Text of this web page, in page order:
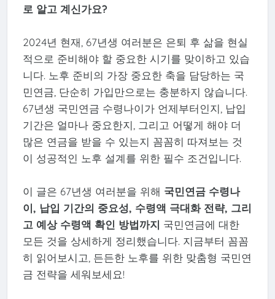
로 알고 계신가요?
2024년 현재, 67년생 여러분은 은퇴 후 삶을 현실
적으로 준비해야 할 중요한 시기를 맞이하고 있습
니다. 노후 준비의 가장 중요한 축을 담당하는 국
민연금, 단순히 가입만으로는 충분하지 않습니다.
67년생 국민연금 수령나이가 언제부터인지, 납입
기간은 얼마나 중요한지, 그리고 어떻게 해야 더
많은 연금을 받을 수 있는지 꼼꼼히 따져보는 것
이 성공적인 노후 설계를 위한 필수 조건입니다.
이 글은 67년생 여러분을 위해 국민연금 수령나
이, 납입 기간의 중요성, 수령액 극대화 전략, 그리
고 예상 수령액 확인 방법까지 국민연금에 대한
모든 것을 상세하게 정리했습니다. 지금부터 꼼꼼
히 읽어보시고, 든든한 노후를 위한 맞춤형 국민연
금 전략을 세워보세요!